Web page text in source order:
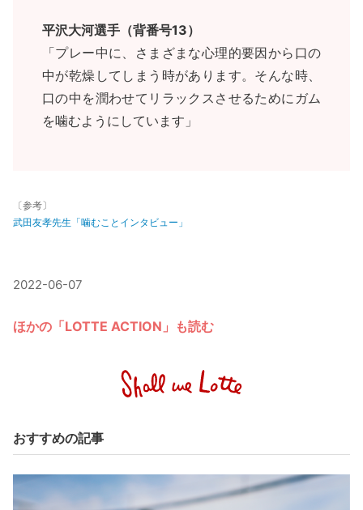
平沢大河選手（背番号13）
「プレー中に、さまざまな心理的要因から口の
中が乾燥してしまう時があります。そんな時、
口の中を潤わせてリラックスさせるためにガム
を噛むようにしています」
〔参考〕
武田友孝先生「噛むことインタビュー」
2022-06-07
ほかの「LOTTE ACTION」も読む
おすすめの記事